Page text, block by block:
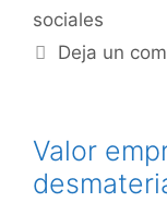
sociales
Deja un
Valor